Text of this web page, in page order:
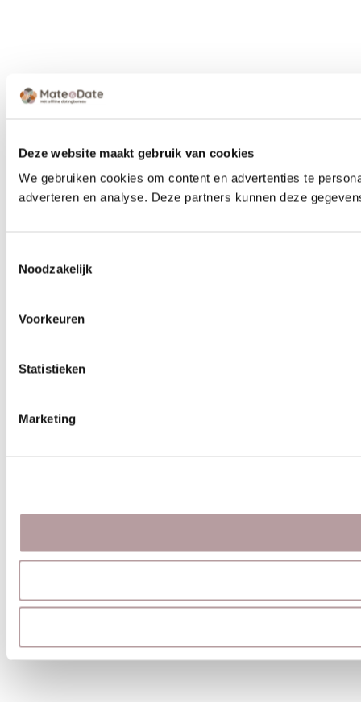
Deze website maakt gebruik van cookies
We gebruiken cookies om content en advertenties te
adverteren en analyse. Deze partners kunnen deze
Noodzakelijk
Voorkeuren
Statistieken
Marketing